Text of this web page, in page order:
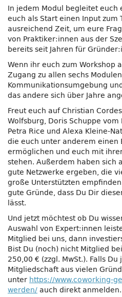
In jedem Modul begleitet
euch als Start einen Input zum
ausreichend Zeit, um eure
von Praktiker:innen aus der
bereits seit Jahren für
Wenn ihr euch zum Workshop
Zugang zu allen sechs
Kommunikationsumgebung
das andere sich über Jahre
Freut euch auf Christian
Wolfsburg, Doris Schuppe
Petra Rice und Alexa Kleine-
die euch unter anderem einen
ermöglichen und euch mit
stehen. Außerdem haben sich
gute Netzwerke ergeben, die
große Unterstützten
gute Gründe, dass Du Dir
lässt.
Und jetzt möchtest ob Du
Auswahl von Expert:innen
Mitglied bei uns, dann
Bist Du (noch) nicht Mitglied
250,00 € (zzgl. MwSt.). Falls
Mitgliedschaft aus vielen
unterhttps://www.coworking-
werden/auch direkt anmelden.